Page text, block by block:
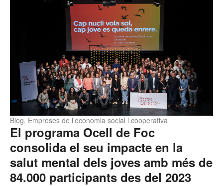
El programa Ocell de Foc
consolida el seu impacte en la
salut mental dels joves amb més de
84.000 participants des del 2023
Blog, Empreses de l’economia social i cooperativa